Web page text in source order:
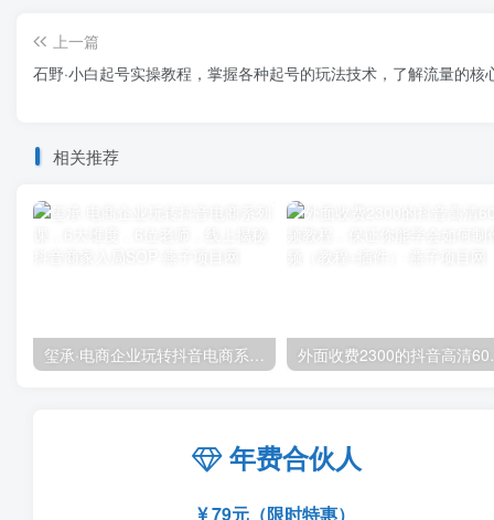
上一篇
石野·小白起号实操教程，​掌握各种起号的玩法技术，了解流量的核
相关推荐
玺承·电商企业玩转抖音电商系列课，6大维度，6位老师，线上揭秘抖音商家入局SOP 外面收费
年费合伙人
79元（限时特惠）